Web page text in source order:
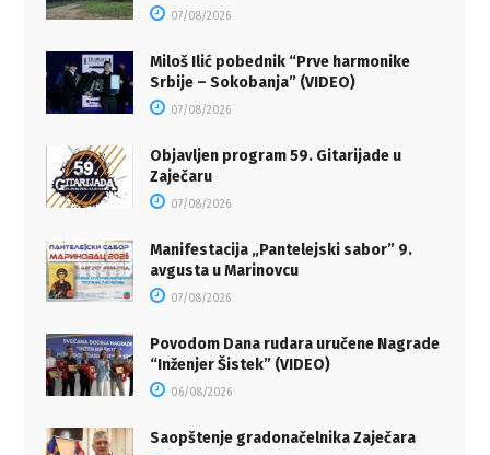
07/08/2026
Miloš Ilić pobednik “Prve harmonike
Srbije – Sokobanja” (VIDEO)
07/08/2026
Objavljen program 59. Gitarijade u
Zaječaru
07/08/2026
Manifestacija „Pantelejski sabor” 9.
avgusta u Marinovcu
07/08/2026
Povodom Dana rudara uručene Nagrade
“Inženjer Šistek” (VIDEO)
06/08/2026
Saopštenje gradonačelnika Zaječara